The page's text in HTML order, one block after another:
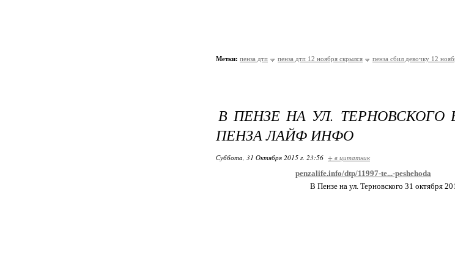
Метки: пенза дтп пенза дтп 12 ноября скрылся пенза сбил девочку 12
В ПЕНЗЕ НА УЛ. ТЕРНОВСКОГО
ПЕНЗА ЛАЙФ ИНФО
Суббота, 31 Октября 2015 г. 23:56 + в цитатник
penzalife.info/dtp/11997-te...-peshehoda
В Пензе на ул. Терновского 31 октября